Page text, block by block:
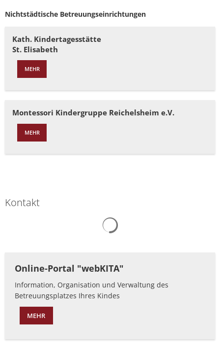
Nichtstädtische Betreuungseinrichtungen
Kath. Kindertagesstätte
St. Elisabeth
MEHR
Montessori Kindergruppe Reichelsheim e.V.
MEHR
Kontakt
Online-Portal "webKITA"
Information, Organisation und Verwaltung des
Betreuungsplatzes Ihres Kindes
MEHR